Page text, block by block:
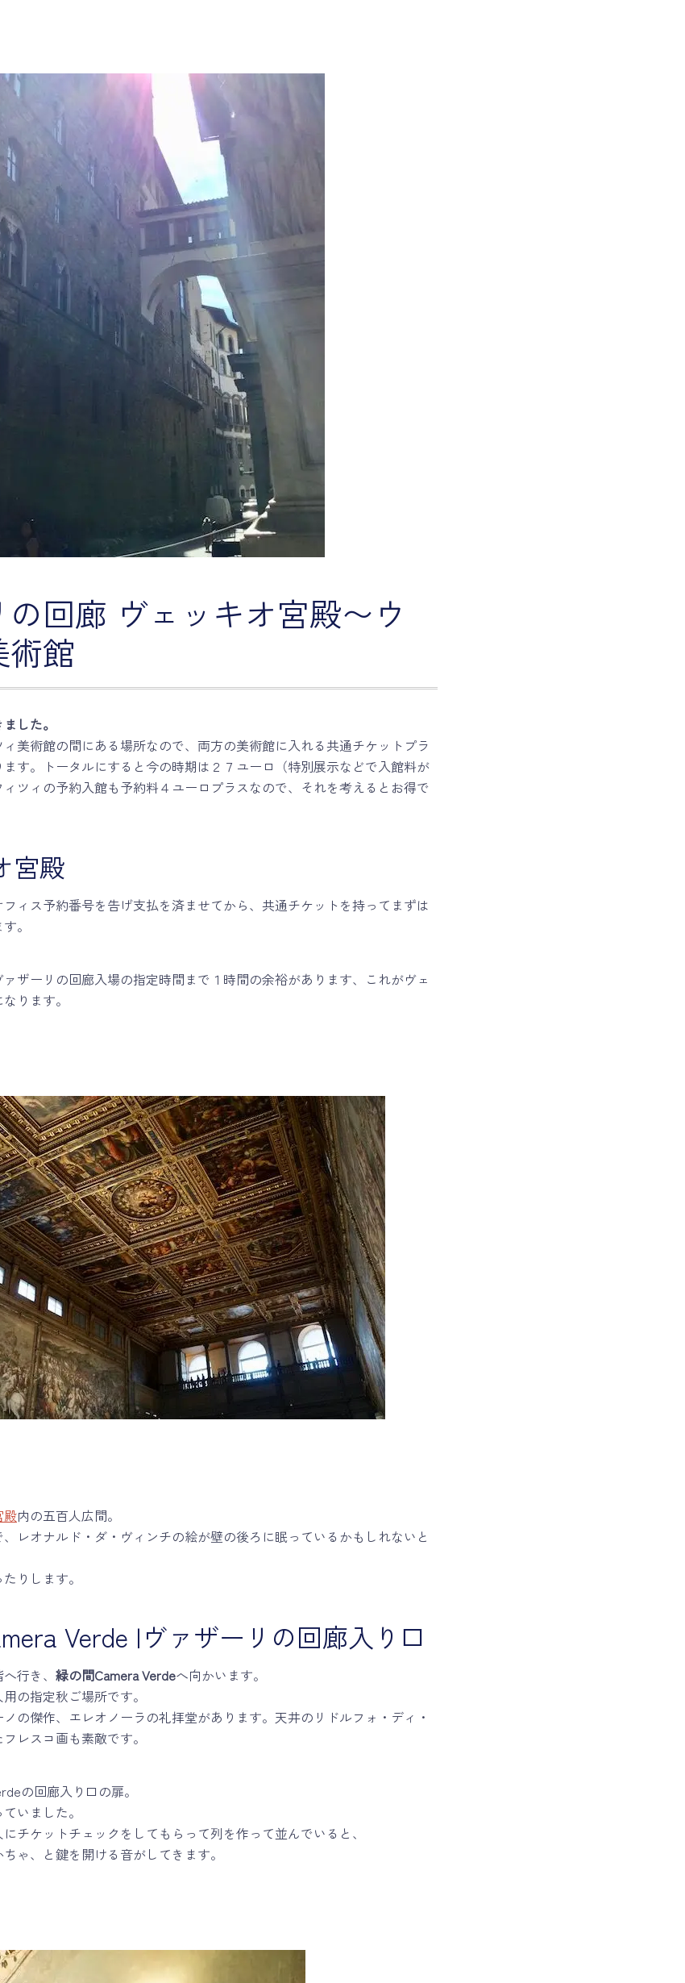
の回廊 ヴェッキオ宮殿〜ウ
術館
した。
美術館の間にある場所なので、両方の美術館に入れる共通チケットプラ
す。トータルにすると今の時期は２７ユーロ（特別展示などで入館料が
ツィの予約入館も予約料４ユーロプラスなので、それを考えるとお得で
宮殿
ィス予約番号を告げ支払を済ませてから、共通チケットを持ってまずは
。
ザーリの回廊入場の指定時間まで１時間の余裕があります、これがヴェ
ります。
殿内の五百人広間。
レオナルド・ダ・ヴィンチの絵が壁の後ろに眠っているかもしれないと
りします。
Verde |ヴァザーリの回廊入り口
行き、 緑の間Camera Verdeへ向かいます。
の指定秋ご場所です。
の傑作、エレオノーラの礼拝堂があります。天井のリドルフォ・ディ・
レスコ画も素敵です。
の回廊入り口の扉。
いました。
チケットチェックをしてもらって列を作って並んでいると、
ゃ、と鍵を開ける音がしてきます。